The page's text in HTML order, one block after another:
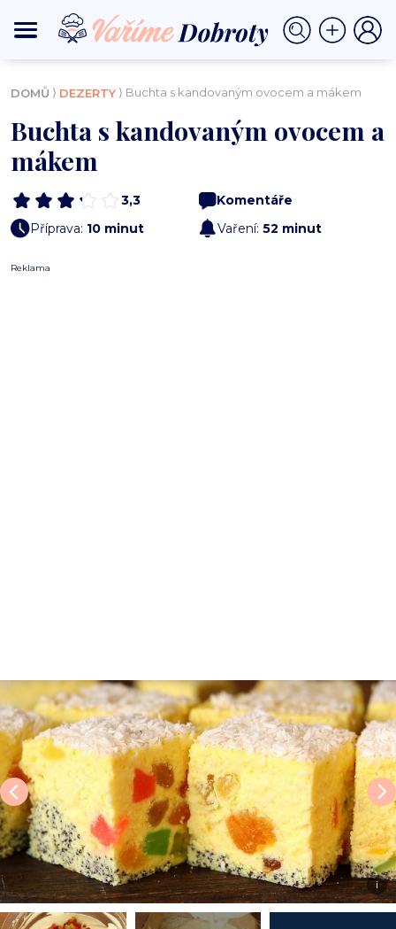
DOMŮ ⟩ DEZERTY ⟩ Buchta s kandovaným ovocem a mákem
Buchta s kandovaným ovocem a
mákem
3,3
Komentáře
Příprava: 10 minut Vaření: 52 minut
Reklama
i